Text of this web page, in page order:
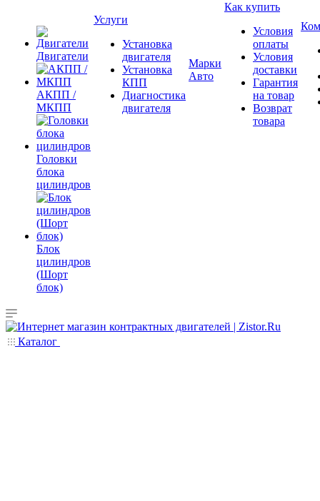
Двигатели
АКПП /
МКПП
Головки
блока
цилиндров
Блок
цилиндров
(Шорт
блок)
Услуги
Установка
двигателя
Установка
КПП
Диагностика
двигателя
Марки
Авто
Как купить
Условия
оплаты
Условия
доставки
Гарантия
на товар
Возврат
товара
Каталог